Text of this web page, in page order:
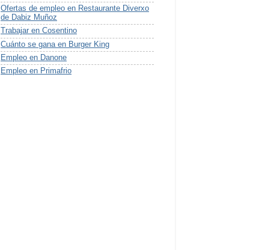
Ofertas de empleo en Restaurante Diverxo
de Dabiz Muñoz
Trabajar en Cosentino
Cuánto se gana en Burger King
Empleo en Danone
Empleo en Primafrio